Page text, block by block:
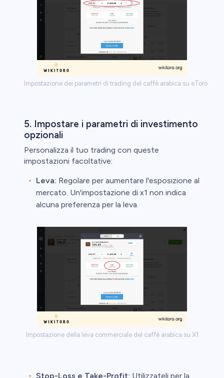
Impostazione dei parametri di trading del caffè arabica su eToro
5. Impostare i parametri di investimento
opzionali
Personalizza il tuo trading con queste
impostazioni facoltative:
Leva: Regolare per aumentare l'esposizione al
mercato. Un'impostazione di x1 non indica
alcuna preferenza per la leva.
Impostazione della leva commerciale del caffè arabica su X1
Stop-Loss e Take-Profit: Utilizzateli per la